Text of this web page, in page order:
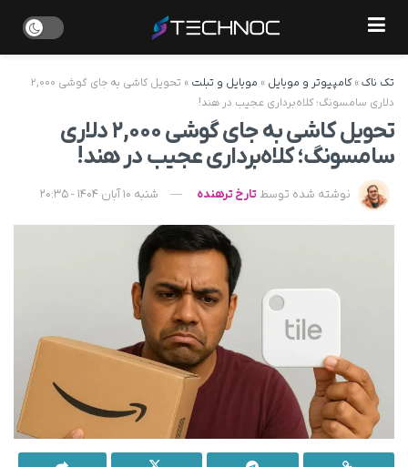
تک ناک»کامپیوتر و موبایل » موبایل و تبلت »
تحویل کاشی به جای گوشی ۲,۰۰۰
دلاری سامسونگ؛ کلاه‌برداری عجیب در هند!
تحویل کاشی به جای گوشی ۲,۰۰۰ دلاری
سامسونگ؛ کلاه‌برداری عجیب در هند!
نوشته شده توسط تارخ ترهنده شنبه 10 آبان 1404 - 20:35